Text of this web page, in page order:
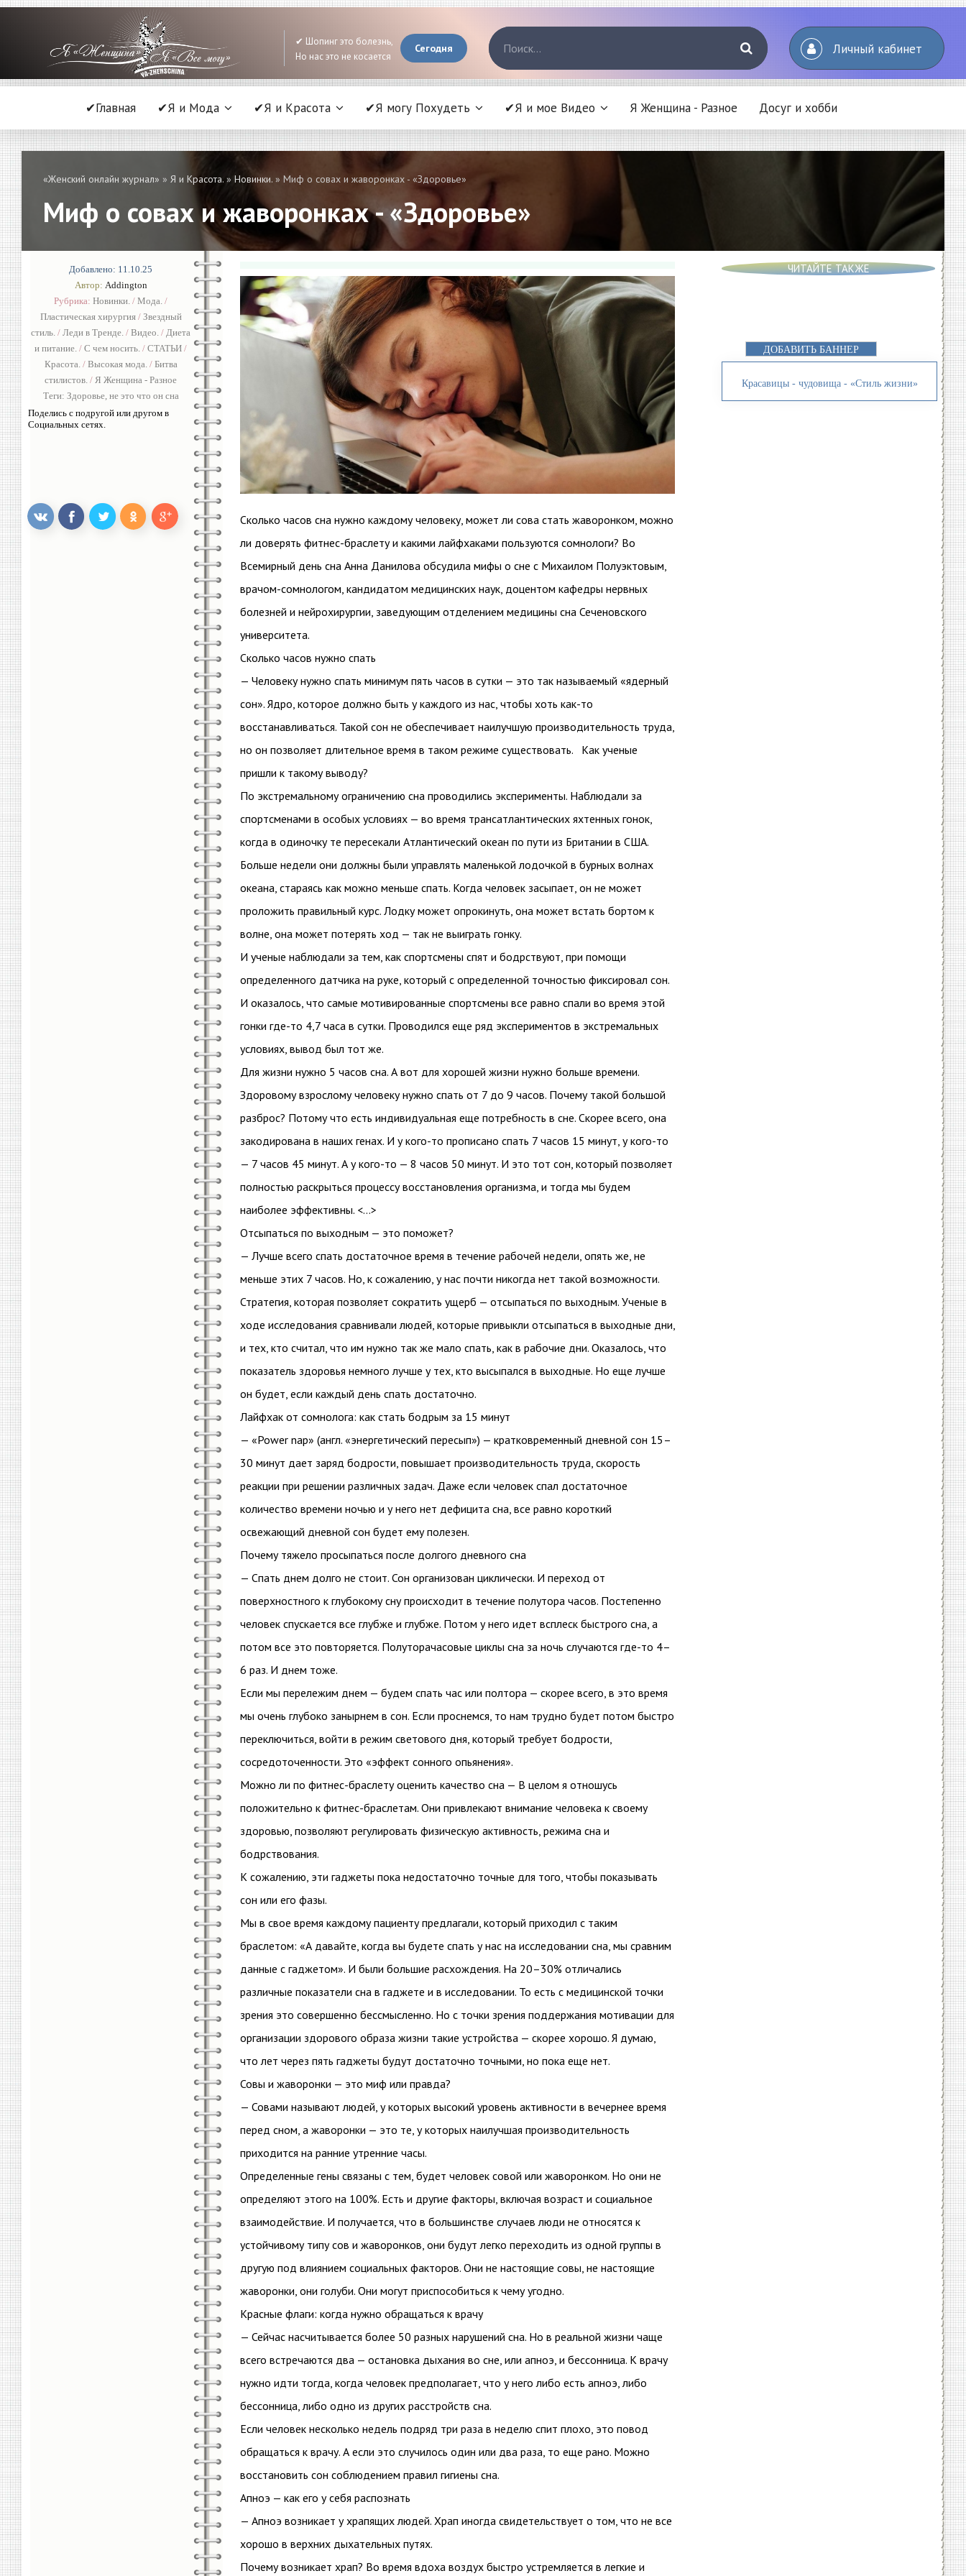
✔ Шопинг это болезнь,
Но нас это не косается
Сегодня Личный кабинет
✔Главная ✔Я и Мода ✔Я и Красота ✔Я могу Похудеть ✔Я и мое Видео Я Женщина - Разное Досуг и хобби
«Женский онлайн журнал» » Я и Красота. » Новинки. » Миф о совах и жаворонках - «Здоровье»
Миф о совах и жаворонках - «Здоровье»
Добавлено: 11.10.25
Автор: Addington
Рубрика: Новинки. / Мода. /
Пластическая хирургия/ Звездный
стиль. / Леди в Тренде. / Видео. / Диета
и питание. / С чем носить. / СТАТЬИ /
Красота./ Высокая мода./ Битва
стилистов. / Я Женщина - Разное
Теги: Здоровье, не это что он сна
Поделись с подругой или другом в
Социальных сетях.
Сколько часов сна нужно каждому человеку, может ли сова стать жаворонком, можно
ли доверять фитнес-браслету и какими лайфхаками пользуются сомнологи? Во
Всемирный день сна Анна Данилова обсудила мифы о сне с Михаилом Полуэктовым,
врачом-сомнологом, кандидатом медицинских наук, доцентом кафедры нервных
болезней и нейрохирургии, заведующим отделением медицины сна Сеченовского
университета.
Сколько часов нужно спать
— Человеку нужно спать минимум пять часов в сутки — это так называемый «ядерный
сон». Ядро, которое должно быть у каждого из нас, чтобы хоть как-то
восстанавливаться. Такой сон не обеспечивает наилучшую производительность труда,
но он позволяет длительное время в таком режиме существовать. Как ученые
пришли к такому выводу?
По экстремальному ограничению сна проводились эксперименты. Наблюдали за
спортсменами в особых условиях — во время трансатлантических яхтенных гонок,
когда в одиночку те пересекали Атлантический океан по пути из Британии в США.
Больше недели они должны были управлять маленькой лодочкой в бурных волнах
океана, стараясь как можно меньше спать. Когда человек засыпает, он не может
проложить правильный курс. Лодку может опрокинуть, она может встать бортом к
волне, она может потерять ход — так не выиграть гонку.
И ученые наблюдали за тем, как спортсмены спят и бодрствуют, при помощи
определенного датчика на руке, который с определенной точностью фиксировал сон.
И оказалось, что самые мотивированные спортсмены все равно спали во время этой
гонки где-то 4,7 часа в сутки. Проводился еще ряд экспериментов в экстремальных
условиях, вывод был тот же.
Для жизни нужно 5 часов сна. А вот для хорошей жизни нужно больше времени.
Здоровому взрослому человеку нужно спать от 7 до 9 часов. Почему такой большой
разброс? Потому что есть индивидуальная еще потребность в сне. Скорее всего, она
закодирована в наших генах. И у кого-то прописано спать 7 часов 15 минут, у кого-то
— 7 часов 45 минут. А у кого-то — 8 часов 50 минут. И это тот сон, который позволяет
полностью раскрыться процессу восстановления организма, и тогда мы будем
наиболее эффективны. <…>
Отсыпаться по выходным — это поможет?
— Лучше всего спать достаточное время в течение рабочей недели, опять же, не
меньше этих 7 часов. Но, к сожалению, у нас почти никогда нет такой возможности.
Стратегия, которая позволяет сократить ущерб — отсыпаться по выходным. Ученые в
ходе исследования сравнивали людей, которые привыкли отсыпаться в выходные дни,
и тех, кто считал, что им нужно так же мало спать, как в рабочие дни. Оказалось, что
показатель здоровья немного лучше у тех, кто высыпался в выходные. Но еще лучше
он будет, если каждый день спать достаточно.
Лайфхак от сомнолога: как стать бодрым за 15 минут
— «Power nap» (англ. «энергетический пересып») — кратковременный дневной сон 15–
30 минут дает заряд бодрости, повышает производительность труда, скорость
реакции при решении различных задач. Даже если человек спал достаточное
количество времени ночью и у него нет дефицита сна, все равно короткий
освежающий дневной сон будет ему полезен.
Почему тяжело просыпаться после долгого дневного сна
— Спать днем долго не стоит. Сон организован циклически. И переход от
поверхностного к глубокому сну происходит в течение полутора часов. Постепенно
человек спускается все глубже и глубже. Потом у него идет всплеск быстрого сна, а
потом все это повторяется. Полуторачасовые циклы сна за ночь случаются где-то 4–
6 раз. И днем тоже.
Если мы перележим днем — будем спать час или полтора — скорее всего, в это время
мы очень глубоко занырнем в сон. Если проснемся, то нам трудно будет потом быстро
переключиться, войти в режим светового дня, который требует бодрости,
сосредоточенности. Это «эффект сонного опьянения».
Можно ли по фитнес-браслету оценить качество сна — В целом я отношусь
положительно к фитнес-браслетам. Они привлекают внимание человека к своему
здоровью, позволяют регулировать физическую активность, режима сна и
бодрствования.
К сожалению, эти гаджеты пока недостаточно точные для того, чтобы показывать
сон или его фазы.
Мы в свое время каждому пациенту предлагали, который приходил с таким
браслетом: «А давайте, когда вы будете спать у нас на исследовании сна, мы сравним
данные с гаджетом». И были большие расхождения. На 20–30% отличались
различные показатели сна в гаджете и в исследовании. То есть с медицинской точки
зрения это совершенно бессмысленно. Но с точки зрения поддержания мотивации для
организации здорового образа жизни такие устройства — скорее хорошо. Я думаю,
что лет через пять гаджеты будут достаточно точными, но пока еще нет.
Совы и жаворонки — это миф или правда?
— Совами называют людей, у которых высокий уровень активности в вечернее время
перед сном, а жаворонки — это те, у которых наилучшая производительность
приходится на ранние утренние часы.
Определенные гены связаны с тем, будет человек совой или жаворонком. Но они не
определяют этого на 100%. Есть и другие факторы, включая возраст и социальное
взаимодействие. И получается, что в большинстве случаев люди не относятся к
устойчивому типу сов и жаворонков, они будут легко переходить из одной группы в
другую под влиянием социальных факторов. Они не настоящие совы, не настоящие
жаворонки, они голуби. Они могут приспособиться к чему угодно.
Красные флаги: когда нужно обращаться к врачу
— Сейчас насчитывается более 50 разных нарушений сна. Но в реальной жизни чаще
всего встречаются два — остановка дыхания во сне, или апноэ, и бессонница. К врачу
нужно идти тогда, когда человек предполагает, что у него либо есть апноэ, либо
бессонница, либо одно из других расстройств сна.
Если человек несколько недель подряд три раза в неделю спит плохо, это повод
обращаться к врачу. А если это случилось один или два раза, то еще рано. Можно
восстановить сон соблюдением правил гигиены сна.
Апноэ — как его у себя распознать
— Апноэ возникает у храпящих людей. Храп иногда свидетельствует о том, что не все
хорошо в верхних дыхательных путях.
Почему возникает храп? Во время вдоха воздух быстро устремляется в легкие и
ЧИТАЙТЕ ТАКЖЕ
ДОБАВИТЬ БАННЕР
Красавицы - чудовища - «Стиль жизни»